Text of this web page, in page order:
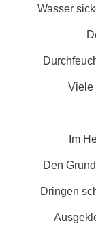
Wasser
Viele
Im
Den
Dringen